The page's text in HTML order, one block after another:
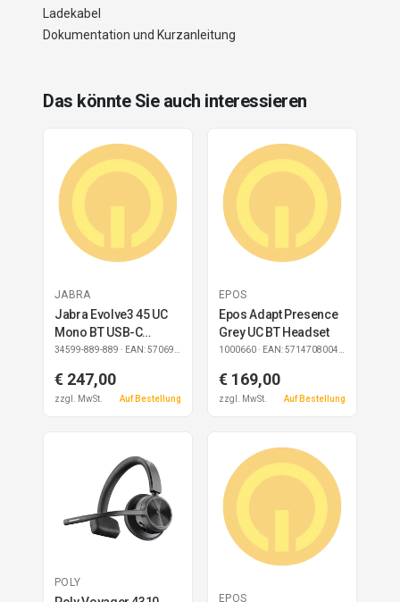
Ladekabel
Dokumentation und Kurzanleitung
Das könnte Sie auch interessieren
JABRA
Jabra Evolve3 45 UC
Mono BT USB-C
Headset inkl.
34599-889-889 · EAN: 5706991036053
€ 247,00
zzgl. MwSt. Auf Bestellung
EPOS
Epos Adapt Presence
Grey UC BT Headset
1000660 · EAN: 5714708004615
€ 169,00
zzgl. MwSt. Auf Bestellung
POLY
EPOS